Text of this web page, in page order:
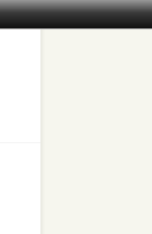
உரையாடல்